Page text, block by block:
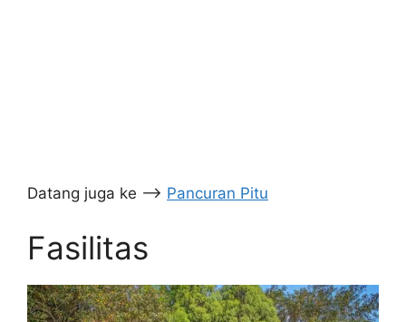
Datang juga ke –> Pancuran Pitu
Fasilitas